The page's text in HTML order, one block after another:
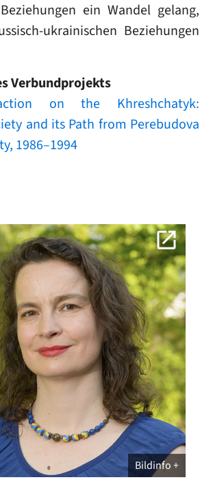
ein Wandel gelang,
ukrainischen Beziehungen
Verbundprojekts
on the Khreshchatyk:
and its Path from Perebudova
1986–1994
Bildinfo